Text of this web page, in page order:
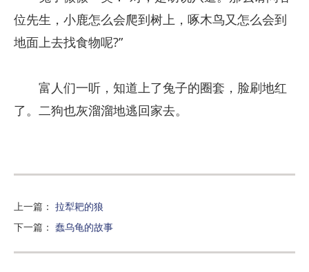
位先生，小鹿怎么会爬到树上，啄木鸟又怎么会到
地面上去找食物呢?”
富人们一听，知道上了兔子的圈套，脸刷地红
了。二狗也灰溜溜地逃回家去。
上一篇 ： 拉犁耙的狼
下一篇 ： 蠢乌龟的故事